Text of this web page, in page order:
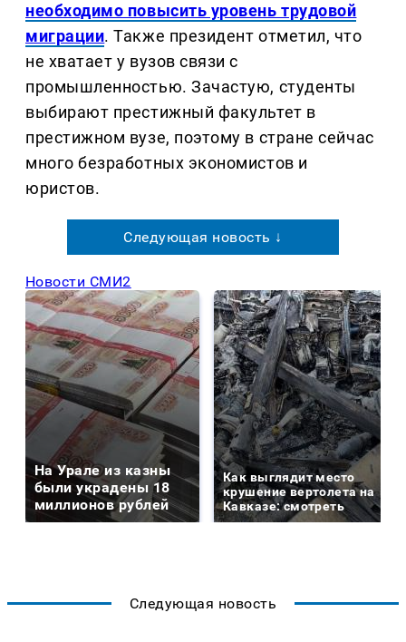
необходимо повысить уровень трудовой
миграции. Также президент отметил, что
не хватает у вузов связи с
промышленностью. Зачастую, студенты
выбирают престижный факультет в
престижном вузе, поэтому в стране сейчас
много безработных экономистов и
юристов.
Следующая новость ↓
Новости СМИ2
На Урале из казны
были украдены 18
миллионов рублей
Как выглядит место
крушение вертолета на
Кавказе: смотреть
Следующая новость